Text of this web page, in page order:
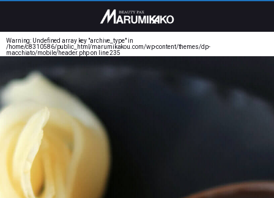
Warning: Undefined array key "archive_type" in
/home/c8310586/public_html/marumikakou.com/wp-content/themes/dp-
macchiato/mobile/header.phpon line235